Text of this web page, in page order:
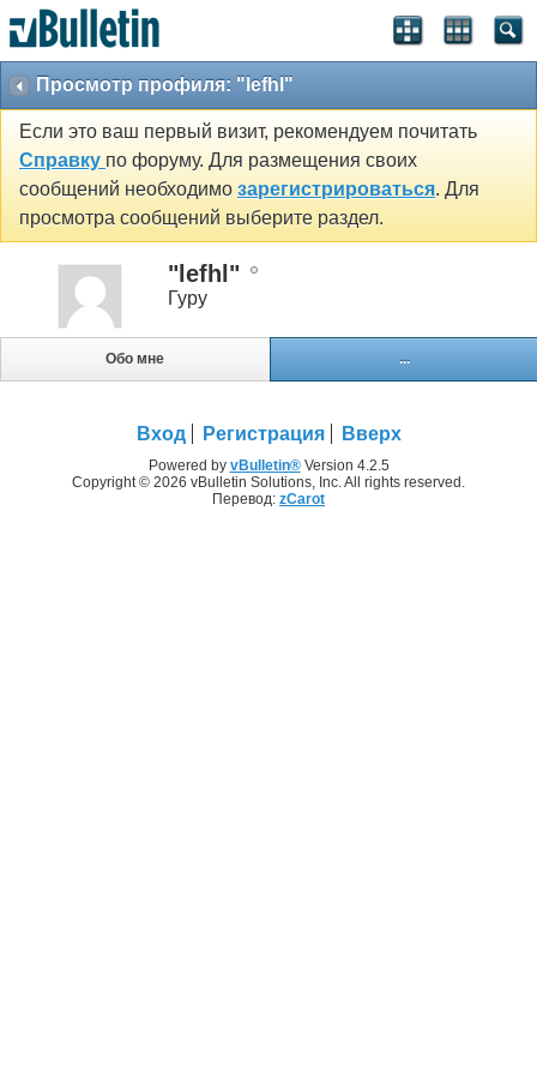
Просмотр профиля: "lefhl"
Если это ваш первый визит, рекомендуем почитать
Справку по форуму. Для размещения своих
сообщений необходимо зарегистрироваться. Для
просмотра сообщений выберите раздел.
"lefhl"
Гуру
Обо мне ...
Вход Регистрация Вверх
Powered by vBulletin®Version 4.2.5
Copyright © 2026 vBulletin Solutions, Inc. All rights reserved.
Перевод: zCarot